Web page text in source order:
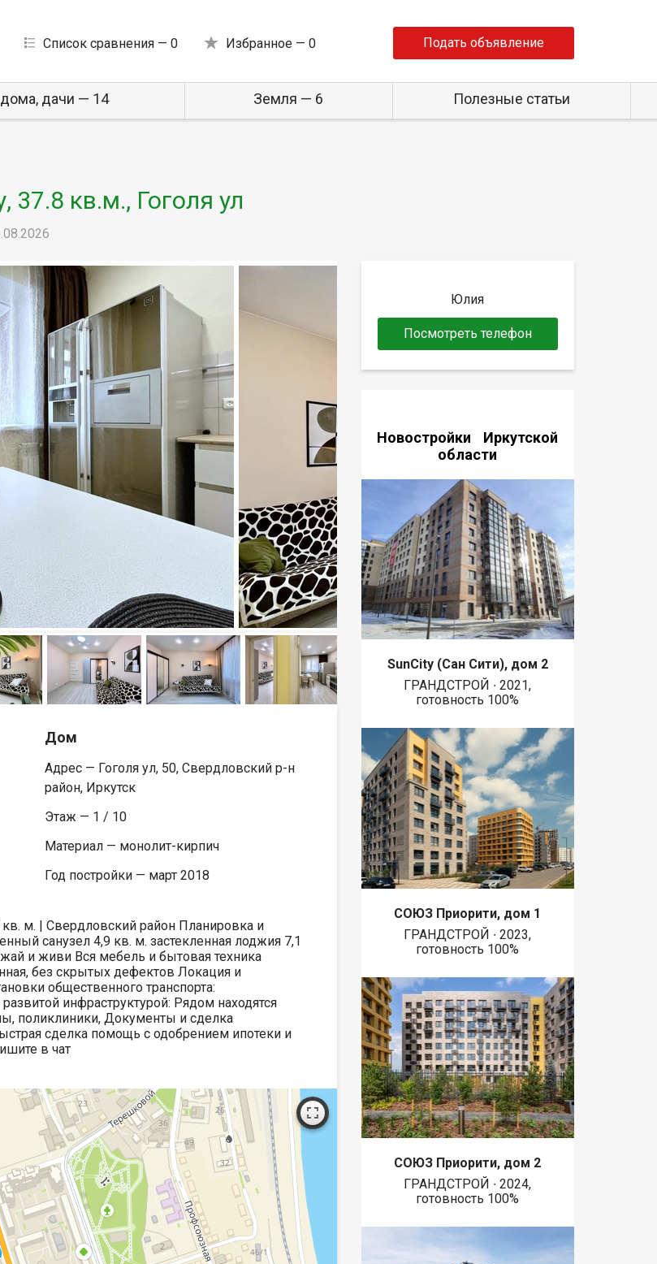
Список сравнения — 0 Избранное — 0 Подать объявление
дачи — 14 Земля — 6 Полезные статьи
кв.м., Гоголя ул
Дом
Адрес — Гоголя ул, 50, Свердловский р-н
район, Иркутск
Этаж — 1 / 10
Материал — монолит-кирпич
Год постройки — март 2018
м. | Свердловский район Планировка и
санузел 4,9 кв. м. застекленная лоджия 7,1
и живи Вся мебель и бытовая техника
без скрытых дефектов Локация и
общественного транспорта:
инфраструктурой: Рядом находятся
поликлиники, Документы и сделка
сделка помощь с одобрением ипотеки и
в чат
Юлия
Посмотреть телефон
Новостройки Иркутской
области
SunCity (Сан Сити), дом 2
ГРАНДСТРОЙ ∙ 2021,
готовность 100%
СОЮЗ Приорити, дом 1
ГРАНДСТРОЙ ∙ 2023,
готовность 100%
СОЮЗ Приорити, дом 2
ГРАНДСТРОЙ ∙ 2024,
готовность 100%